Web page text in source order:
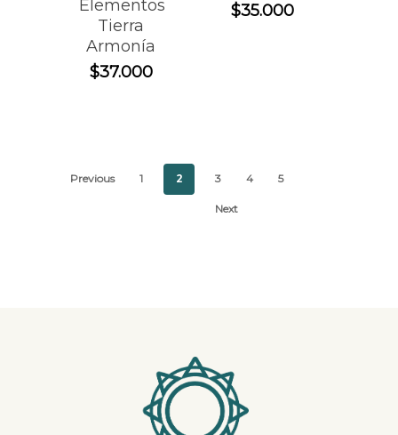
Elementos
Tierra
Armonía
$37.000
$35.000
Previous 1 2 3 4 5
Next